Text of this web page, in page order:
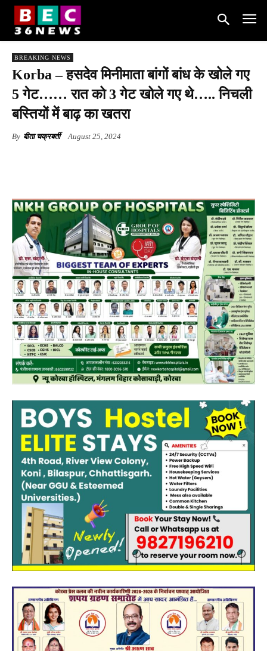
BREAKING NEWS
Korba – हसदेव मिनीमाता बांगों बांध के खोले गए
5 गेट…… रात को 3 गेट खोले गए थे….. निचली
बस्तियों में बाढ़ का खतरा
By बीता चक्रबर्ती August 25, 2024